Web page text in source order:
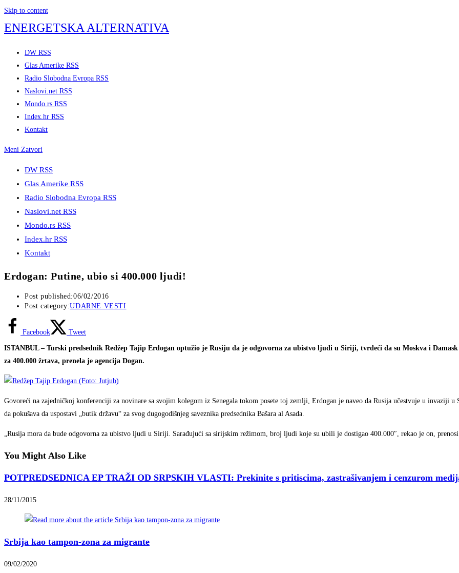
Skip to content
ENERGETSKA ALTERNATIVA
DW RSS
Glas Amerike RSS
Radio Slobodna Evropa RSS
Naslovi.net RSS
Mondo.rs RSS
Index.hr RSS
Kontakt
Meni Zatvori
DW RSS
Glas Amerike RSS
Radio Slobodna Evropa RSS
Naslovi.net RSS
Mondo.rs RSS
Index.hr RSS
Kontakt
Erdogan: Putine, ubio si 400.000 ljudi!
Post published:06/02/2016
Post category:UDARNE VESTI
Facebook Tweet
ISTANBUL – Turski predsednik Redžep Tajip Erdogan optužio je Rusiju da je odgovorna za ubistvo ljudi u Siriji, tvrdeći da su Moskva i
za 400.000 žrtava, prenela je agencija Dogan.
Govoreći na zajedničkoj konferenciji za novinare sa svojim kolegom iz Senegala tokom posete toj zemlji, Erdogan je naveo da Rusija učestvuje u invaziji
da pokušava da uspostavi „butik državu“ za svog dugogodišnjeg saveznika predsednika Bašara al Asada.
„Rusija mora da bude odgovorna za ubistvo ljudi u Siriji. Sarađujući sa sirijskim režimom, broj ljudi koje su ubili je dostigao 400.000″, rekao je on,
You Might Also Like
POTPREDSEDNICA EP TRAŽI OD SRPSKIH VLASTI: Prekinite s pritiscima, zastrašivanjem i cenzurom
28/11/2015
Srbija kao tampon-zona za migrante
09/02/2020